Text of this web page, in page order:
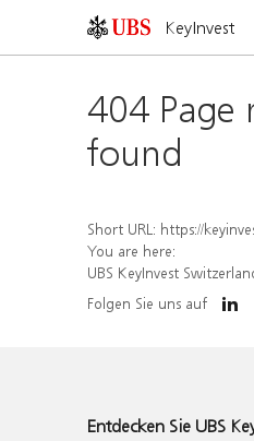
KeyInvest
404 Page
found
Short URL: https://keyinvest-
You are here:
UBS KeyInvest
Folgen Sie uns auf
Entdecken Sie UBS